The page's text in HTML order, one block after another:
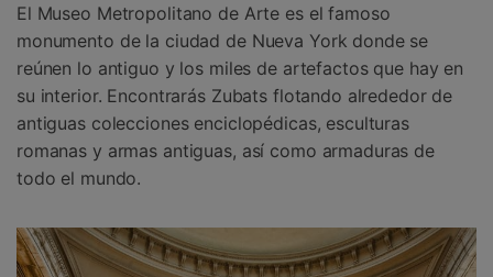
El Museo Metropolitano de Arte es el famoso
monumento de la ciudad de Nueva York donde se
reúnen lo antiguo y los miles de artefactos que hay en
su interior. Encontrarás Zubats flotando alrededor de
antiguas colecciones enciclopédicas, esculturas
romanas y armas antiguas, así como armaduras de
todo el mundo.